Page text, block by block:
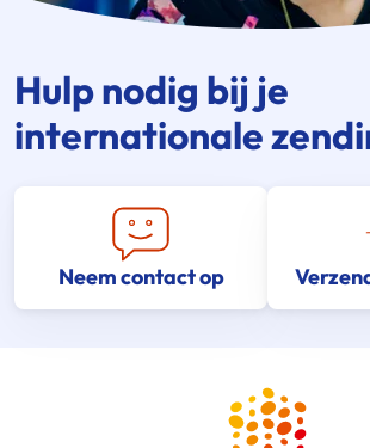
Hulp nodig bij je
internationale
Neem contact op